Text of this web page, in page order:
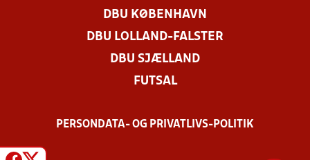
DBU KØBENHAVN
DBU LOLLAND-FALSTER
DBU SJÆLLAND
FUTSAL
PERSONDATA- OG PRIVATLIVS-POLITIK